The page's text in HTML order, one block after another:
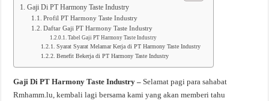
Gaji Di PT Harmony Taste Industry
Profil PT Harmony Taste Industry
Daftar Gaji PT Harmony Taste Industry
Tabel Gaji PT Harmony Taste Industry
Syarat Syarat Melamar Kerja di PT Harmony Taste Industry
Benefit Bekerja di PT Harmony Taste Industry
Gaji Di PT Harmony Taste Industry –Selamat pagi para sahabat
Rmhamm.lu, kembali lagi bersama kami yang akan memberi tahu